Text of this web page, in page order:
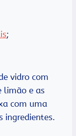
;
vidro com
limão e as
com uma
ingredientes.